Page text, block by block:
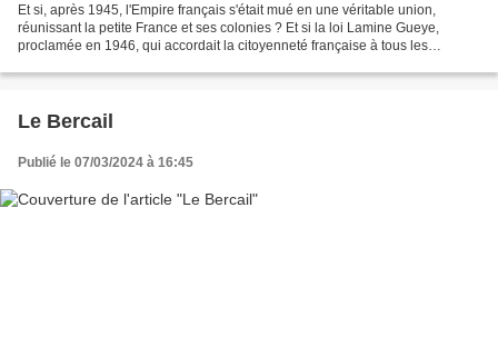
Et si, après 1945, l'Empire français s'était mué en une véritable union,
réunissant la petite France et ses colonies ? Et si la loi Lamine Gueye,
proclamée en 1946, qui accordait la citoyenneté française à tous les
Le Bercail
Publié le 07/03/2024 à 16:45